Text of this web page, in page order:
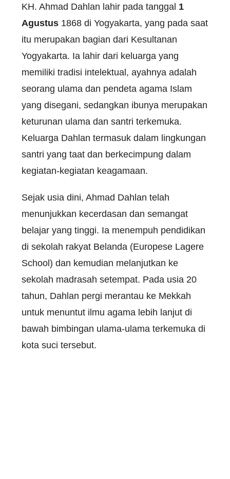
KH. Ahmad Dahlan lahir pada tanggal 1
Agustus 1868 di Yogyakarta, yang pada saat
itu merupakan bagian dari Kesultanan
Yogyakarta. Ia lahir dari keluarga yang
memiliki tradisi intelektual, ayahnya adalah
seorang ulama dan pendeta agama Islam
yang disegani, sedangkan ibunya merupakan
keturunan ulama dan santri terkemuka.
Keluarga Dahlan termasuk dalam lingkungan
santri yang taat dan berkecimpung dalam
kegiatan-kegiatan keagamaan.
Sejak usia dini, Ahmad Dahlan telah
menunjukkan kecerdasan dan semangat
belajar yang tinggi. Ia menempuh pendidikan
di sekolah rakyat Belanda (Europese Lagere
School) dan kemudian melanjutkan ke
sekolah madrasah setempat. Pada usia 20
tahun, Dahlan pergi merantau ke Mekkah
untuk menuntut ilmu agama lebih lanjut di
bawah bimbingan ulama-ulama terkemuka di
kota suci tersebut.